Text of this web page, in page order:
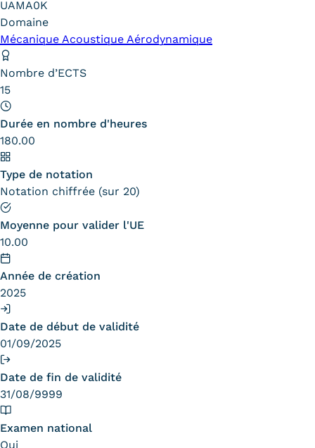
BFC
Nos centres administratifs
Actualités
Revue de presse
Contact
Formulaire de contact
Trouver votre formation
Catalogue national
UAMA0K
Domaine
Mécanique Acoustique Aérodynamique
Nombre d’ECTS
15
Durée en nombre d'heures
180.00
Type de notation
Notation chiffrée (sur 20)
Moyenne pour valider l'UE
10.00
Année de création
2025
Date de début de validité
01/09/2025
Date de fin de validité
31/08/9999
Examen national
Oui